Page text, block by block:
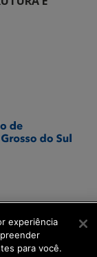
experiência
para você.